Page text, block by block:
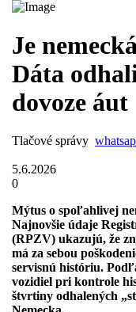
Je
Dáta
dovoze áut
Tlačové správy
5.6.2026
0
Mýtus o spoľahlivej
Najnovšie údaje
(RPZV) ukazujú, že
má za sebou
servisnú históriu.
vozidiel pri kontrole
štvrtiny odhalených